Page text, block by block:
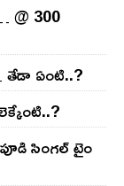
@ 300
తేడా ఏంటి..?
సింగ‌ల్ టైం